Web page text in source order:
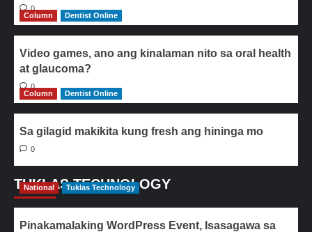
0
Column
Dentist Online
Video games, ano ang kinalaman nito sa oral health
at glaucoma?
0
Column
Dentist Online
Sa gilagid makikita kung fresh ang hininga mo
0
TUKLAS TECHNOLOGY
National Tuklas Technology
Pinakamalaking WordPress Event, Isasagawa sa